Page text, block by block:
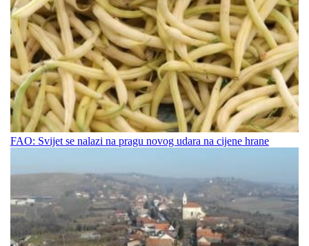
FAO: Svijet se nalazi na pragu novog udara na cijene hrane